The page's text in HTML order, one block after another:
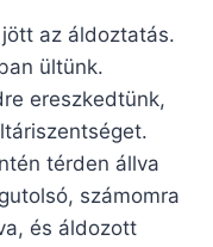
az áldoztatás.
ültünk.
ereszkedtünk,
térden állva
számomra
és áldozott